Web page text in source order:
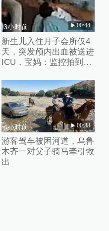
3小时前 00:44
新生儿入住月子会所仅4
天，突发颅内出血被送进
ICU，宝妈：监控拍到护
4小时前 00:38
游客驾车被困河道，乌鲁
木齐一对父子骑马牵引救
出